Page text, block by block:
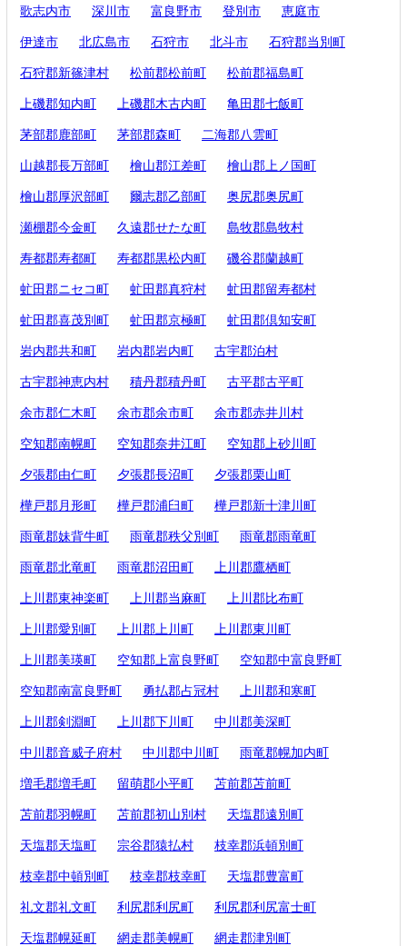
歌志内市 深川市 富良野市 登別市 恵庭市
伊達市 北広島市 石狩市 北斗市 石狩郡当別町
石狩郡新篠津村 松前郡松前町 松前郡福島町
上磯郡知内町 上磯郡木古内町 亀田郡七飯町
茅部郡鹿部町 茅部郡森町 二海郡八雲町
山越郡長万部町 檜山郡江差町 檜山郡上ノ国町
檜山郡厚沢部町 爾志郡乙部町 奥尻郡奥尻町
瀬棚郡今金町 久遠郡せたな町 島牧郡島牧村
寿都郡寿都町 寿都郡黒松内町 磯谷郡蘭越町
虻田郡ニセコ町 虻田郡真狩村 虻田郡留寿都村
虻田郡喜茂別町 虻田郡京極町 虻田郡倶知安町
岩内郡共和町 岩内郡岩内町 古宇郡泊村
古宇郡神恵内村 積丹郡積丹町 古平郡古平町
余市郡仁木町 余市郡余市町 余市郡赤井川村
空知郡南幌町 空知郡奈井江町 空知郡上砂川町
夕張郡由仁町 夕張郡長沼町 夕張郡栗山町
樺戸郡月形町 樺戸郡浦臼町 樺戸郡新十津川町
雨竜郡妹背牛町 雨竜郡秩父別町 雨竜郡雨竜町
雨竜郡北竜町 雨竜郡沼田町 上川郡鷹栖町
上川郡東神楽町 上川郡当麻町 上川郡比布町
上川郡愛別町 上川郡上川町 上川郡東川町
上川郡美瑛町 空知郡上富良野町 空知郡中富良野町
空知郡南富良野町 勇払郡占冠村 上川郡和寒町
上川郡剣淵町 上川郡下川町 中川郡美深町
中川郡音威子府村 中川郡中川町 雨竜郡幌加内町
増毛郡増毛町 留萌郡小平町 苫前郡苫前町
苫前郡羽幌町 苫前郡初山別村 天塩郡遠別町
天塩郡天塩町 宗谷郡猿払村 枝幸郡浜頓別町
枝幸郡中頓別町 枝幸郡枝幸町 天塩郡豊富町
礼文郡礼文町 利尻郡利尻町 利尻郡利尻富士町
天塩郡幌延町 網走郡美幌町 網走郡津別町